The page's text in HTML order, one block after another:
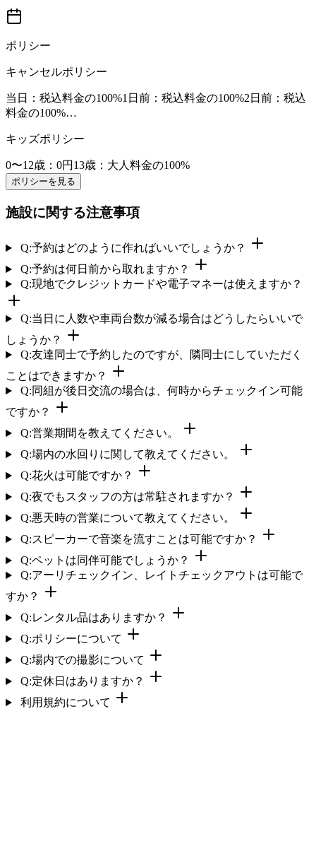
ポリシー
キャンセルポリシー
当日 ：税込料金の100%1日前 ：税込料金の100%2日前 ：税込
料金の100%…
キッズポリシー
0〜12歳 ：0円 13歳 ：大人料金の100%
ポリシーを見る
施設に関する注意事項
Q:予約はどのように作ればいいでしょうか？
Q:予約は何日前から取れますか？
Q:現地でクレジットカードや電子マネーは使えますか？
Q:当日に人数や車両台数が減る場合はどうしたらいいで
しょうか？
Q:友達同士で予約したのですが、隣同士にしていただく
ことはできますか？
Q:同組が後日交流の場合は、何時からチェックイン可能
ですか？
Q:営業期間を教えてください。
Q:場内の水回りに関して教えてください。
Q:花火は可能ですか？
Q:夜でもスタッフの方は常駐されますか？
Q:悪天時の営業について教えてください。
Q:スピーカーで音楽を流すことは可能ですか？
Q:ペットは同伴可能でしょうか？
Q:アーリチェックイン、レイトチェックアウトは可能で
すか？
Q:レンタル品はありますか？
Q:ポリシーについて
Q:場内での撮影について
Q:定休日はありますか？
利用規約について